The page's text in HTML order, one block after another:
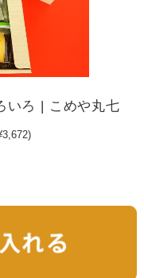
ろ | こめや丸七